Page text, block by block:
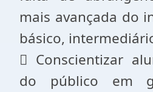
mais avançada do
básico,
 Conscientizar
do público em